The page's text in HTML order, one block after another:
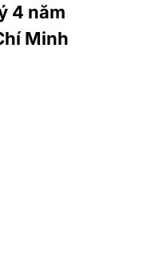
4 năm
Minh